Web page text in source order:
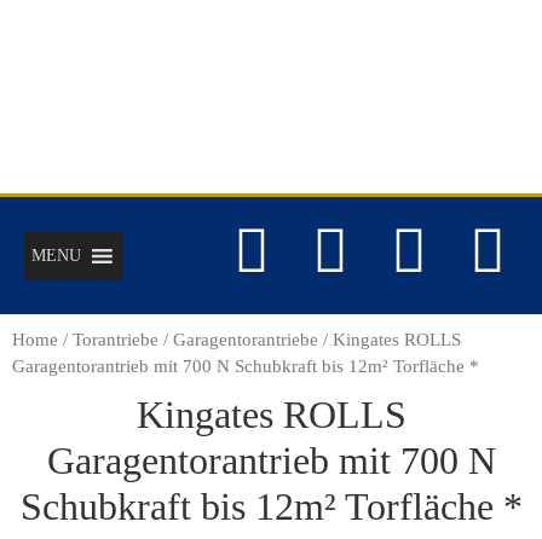
MENU
Home / Torantriebe / Garagentorantriebe / Kingates ROLLS
Garagentorantrieb mit 700 N Schubkraft bis 12m² Torfläche *
Kingates ROLLS
Garagentorantrieb mit 700 N
Schubkraft bis 12m² Torfläche *